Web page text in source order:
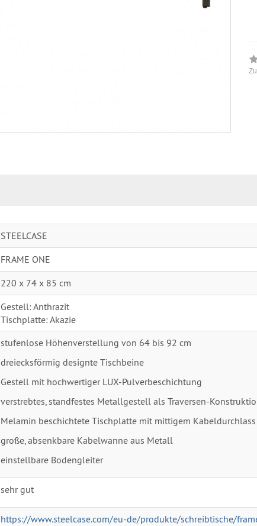
STEELCASE
FRAME ONE
220 x 74 x 85 cm
Gestell: Anthrazit
Tischplatte: Akazie
stufenlose Höhenverstellung von 64 bis 92 cm
dreiecksförmig designte Tischbeine
Gestell mit hochwertiger LUX-Pulverbeschichtung
verstrebtes, standfestes Metallgestell als Traversen-
Melamin beschichtete Tischplatte mit mittigem Kabeldurchlass
große, absenkbare Kabelwanne aus Metall
einstellbare Bodengleiter
sehr gut
https://www.steelcase.com/eu-de/produkte/schreibtische/